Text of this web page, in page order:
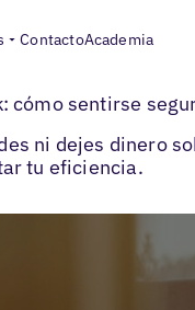
ContactoAcademia
cómo sentirse
ni dejes dinero
tu eficiencia.